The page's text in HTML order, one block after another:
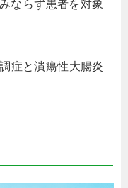
ならず患者を対象
症と潰瘍性大腸炎